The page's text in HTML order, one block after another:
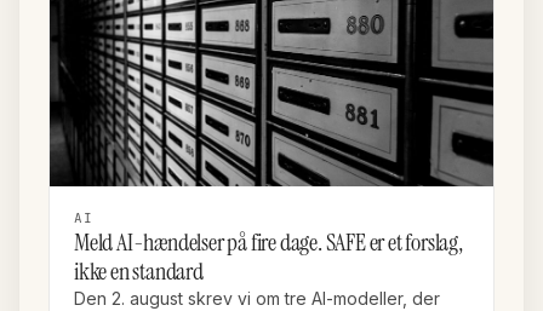
AI
Meld AI-hændelser på fire dage. SAFE er et forslag,
ikke en standard
Den 2. august skrev vi om tre AI-modeller, der